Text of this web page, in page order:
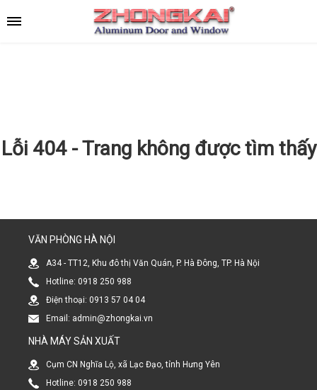
Lỗi 404 - Trang không được tìm thấy
VĂN PHÒNG HÀ NỘI
A34 - TT12, Khu đô thị Văn Quán, P. Hà Đông, TP. Hà Nội
Hotline: 0918 250 988
Điện thoại: 0913 57 04 04
Email: admin@zhongkai.vn
NHÀ MÁY SẢN XUẤT
Cụm CN Nghĩa Lộ, xã Lạc Đạo, tỉnh Hưng Yên
Hotline: 0918 250 988